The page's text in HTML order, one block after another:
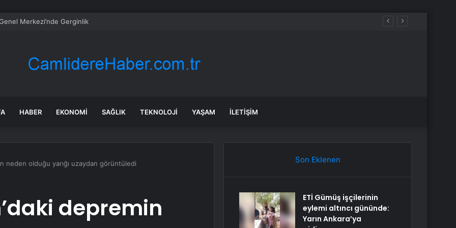
Merkezi’nde Gerginlik
HABER EKONOMI SAĞLIK TEKNOLOJI YAŞAM İLETIŞIM
neden olduğu yarığı uzaydan görüntüledi
depremin
Son Eklenen
ETİ Gümüş işçilerinin
eylemi altıncı gününde:
Yarın Ankara’ya